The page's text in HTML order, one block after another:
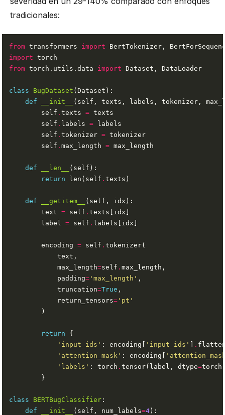
tradicionales:
from transformers import
import
from torch.utils.data import
class BugDataset
def
__init__
(self, texts, labels, tokenizer,
        self
.texts =
        self
. labels =
        self
.tokenizer =
        self
.max_length =
def __len__
return len(self .
def __getitem__
        text
= self .
        label
= self .
        encoding
= self .
            max_length
=self .
            padding
= 'max_length'
            truncation
=True
            return_tensors
= 'pt'
return
'input_ids' : encoding[ 'input_ids' ] .
'attention_mask' : encoding[
'labels' : torch .tensor(label, dtype=torch
class BERTBugClassifier
def
__init__ (self, num_labels=4